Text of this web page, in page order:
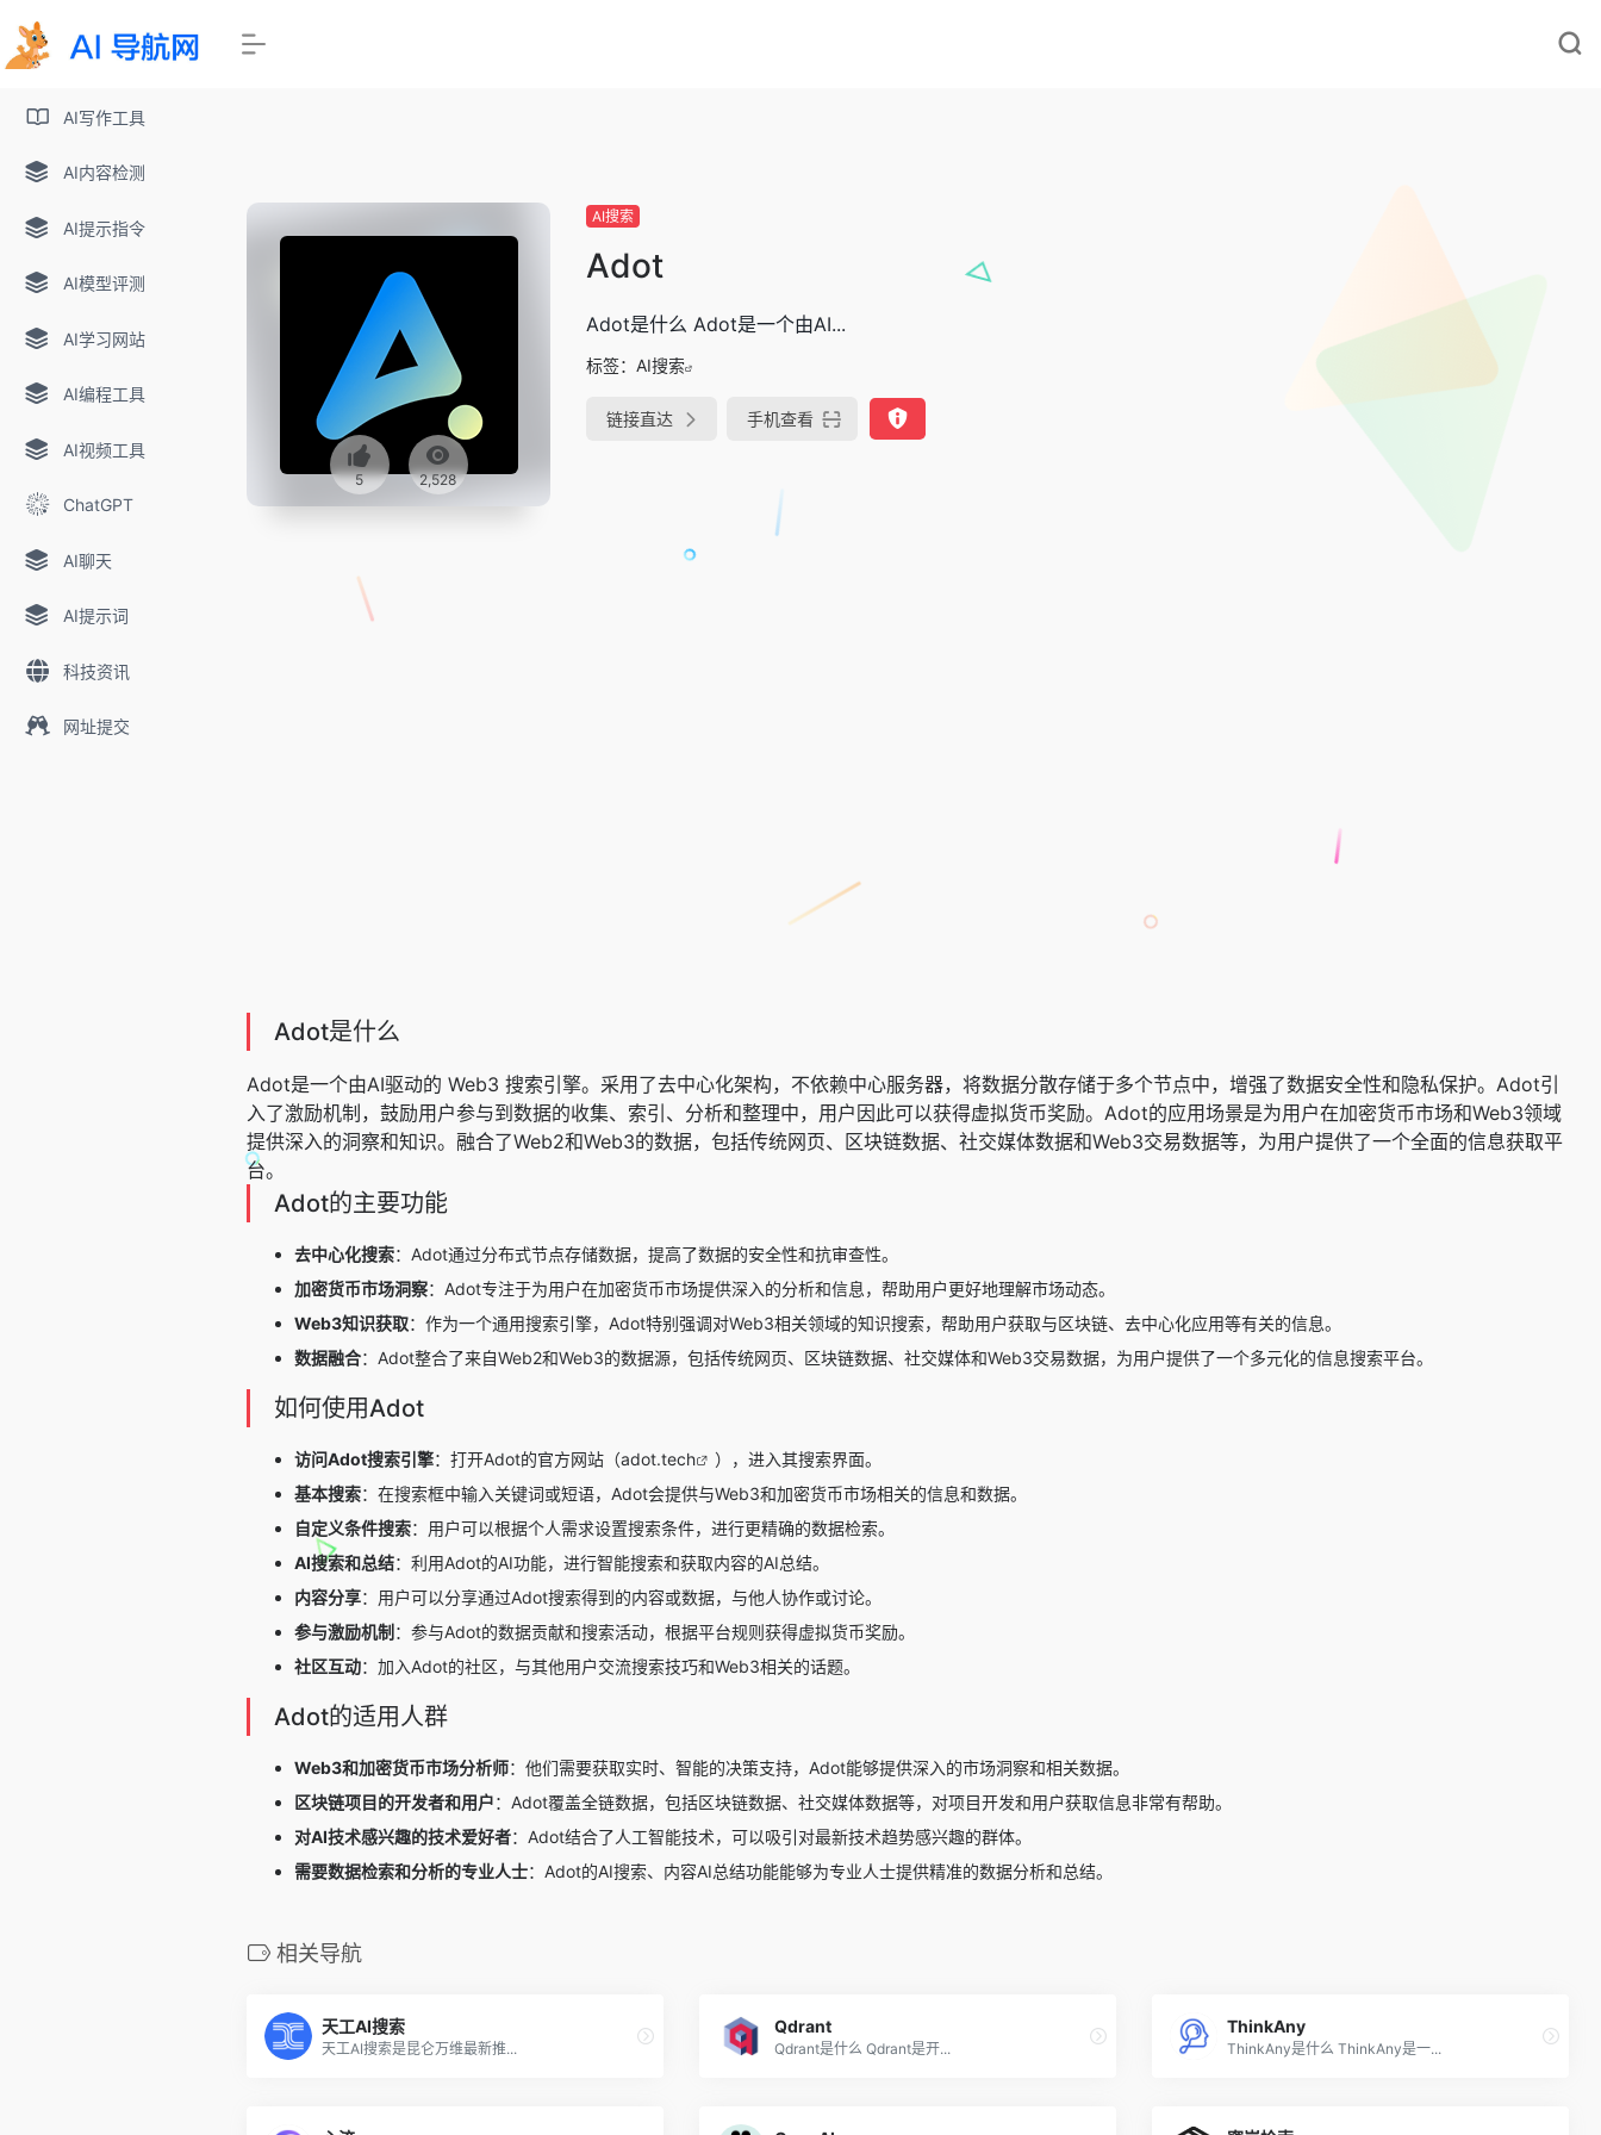
AI写作工具
AI内容检测
AI提示指令
AI模型评测
AI学习网站
AI编程工具
AI视频工具
ChatGPT
AI聊天
AI提示词
科技资讯
网址提交
5 2,528
AI搜索
Adot
Adot是什么 Adot是一个由AI...
标签： AI搜索
链接直达 手机查看
Adot是什么
Adot是一个由AI驱动的 Web3 搜索引擎。采用了去中心化架构，不依赖中心服务器，将数据分散存储于多个节点中，增强了数据安全性和隐私保护。Adot引
入了激励机制，鼓励用户参与到数据的收集、索引、分析和整理中，用户因此可以获得虚拟货币奖励。Adot的应用场景是为用户在加密货币市场和Web3领域
提供深入的洞察和知识。融合了Web2和Web3的数据，包括传统网页、区块链数据、社交媒体数据和Web3交易数据等，为用户提供了一个全面的信息获取平
台。
Adot的主要功能
去中心化搜索：Adot通过分布式节点存储数据，提高了数据的安全性和抗审查性。
加密货币市场洞察：Adot专注于为用户在加密货币市场提供深入的分析和信息，帮助用户更好地理解市场动态。
Web3知识获取：作为一个通用搜索引擎，Adot特别强调对Web3相关领域的知识搜索，帮助用户获取与区块链、去中心化应用等有关的信息。
数据融合：Adot整合了来自Web2和Web3的数据源，包括传统网页、区块链数据、社交媒体和Web3交易数据，为用户提供了一个多元化的信息搜索平台。
如何使用Adot
访问Adot搜索引擎：打开Adot的官方网站（adot.tech
），进入其搜索界面。
基本搜索：在搜索框中输入关键词或短语，Adot会提供与Web3和加密货币市场相关的信息和数据。
自定义条件搜索：用户可以根据个人需求设置搜索条件，进行更精确的数据检索。
AI搜索和总结：利用Adot的AI功能，进行智能搜索和获取内容的AI总结。
内容分享：用户可以分享通过Adot搜索得到的内容或数据，与他人协作或讨论。
参与激励机制 ：参与Adot的数据贡献和搜索活动，根据平台规则获得虚拟货币奖励。
社区互动：加入Adot的社区，与其他用户交流搜索技巧和Web3相关的话题。
Adot的适用人群
Web3和加密货币市场分析师：他们需要获取实时、智能的决策支持，Adot能够提供深入的市场洞察和相关数据。
区块链项目的开发者和用户：Adot覆盖全链数据，包括区块链数据、社交媒体数据等，对项目开发和用户获取信息非常有帮助。
对AI技术感兴趣的技术爱好者：Adot结合了人工智能技术，可以吸引对最新技术趋势感兴趣的群体。
需要数据检索和分析的专业人士：Adot的AI搜索、内容AI总结功能能够为专业人士提供精准的数据分析和总结。
相关导航
天工AI搜索
天工AI搜索是昆仑万维最新推...
Qdrant
Qdrant是什么 Qdrant是开...
ThinkAny
ThinkAny是什么 ThinkAny是一...